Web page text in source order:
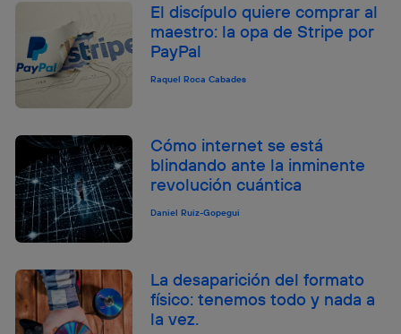
El discípulo quiere comprar al
maestro: la opa de Stripe por
PayPal
Raquel Roca Cabades
Cómo internet se está
blindando ante la inminente
revolución cuántica
Daniel Ruiz-Gopegui
La desaparición del formato
físico: tenemos todo y nada a
la vez.